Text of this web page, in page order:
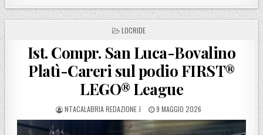
POSTED IN
LOCRIDE
Ist. Compr. San Luca-Bovalino
Platì-Careri sul podio FIRST®
LEGO® League
POSTED BY
NTACALABRIA REDAZIONE J POSTED ON
9 MAGGIO 2026